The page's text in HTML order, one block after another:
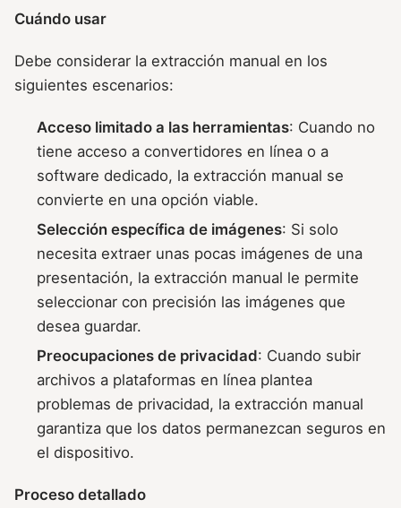
Cuándo usar
Debe considerar la extracción manual en los
siguientes escenarios:
Acceso limitado a las herramientas: Cuando no
tiene acceso a convertidores en línea o a
software dedicado, la extracción manual se
convierte en una opción viable.
Selección específica de imágenes: Si solo
necesita extraer unas pocas imágenes de una
presentación, la extracción manual le permite
seleccionar con precisión las imágenes que
desea guardar.
Preocupaciones de privacidad: Cuando subir
archivos a plataformas en línea plantea
problemas de privacidad, la extracción manual
garantiza que los datos permanezcan seguros en
el dispositivo.
Proceso detallado